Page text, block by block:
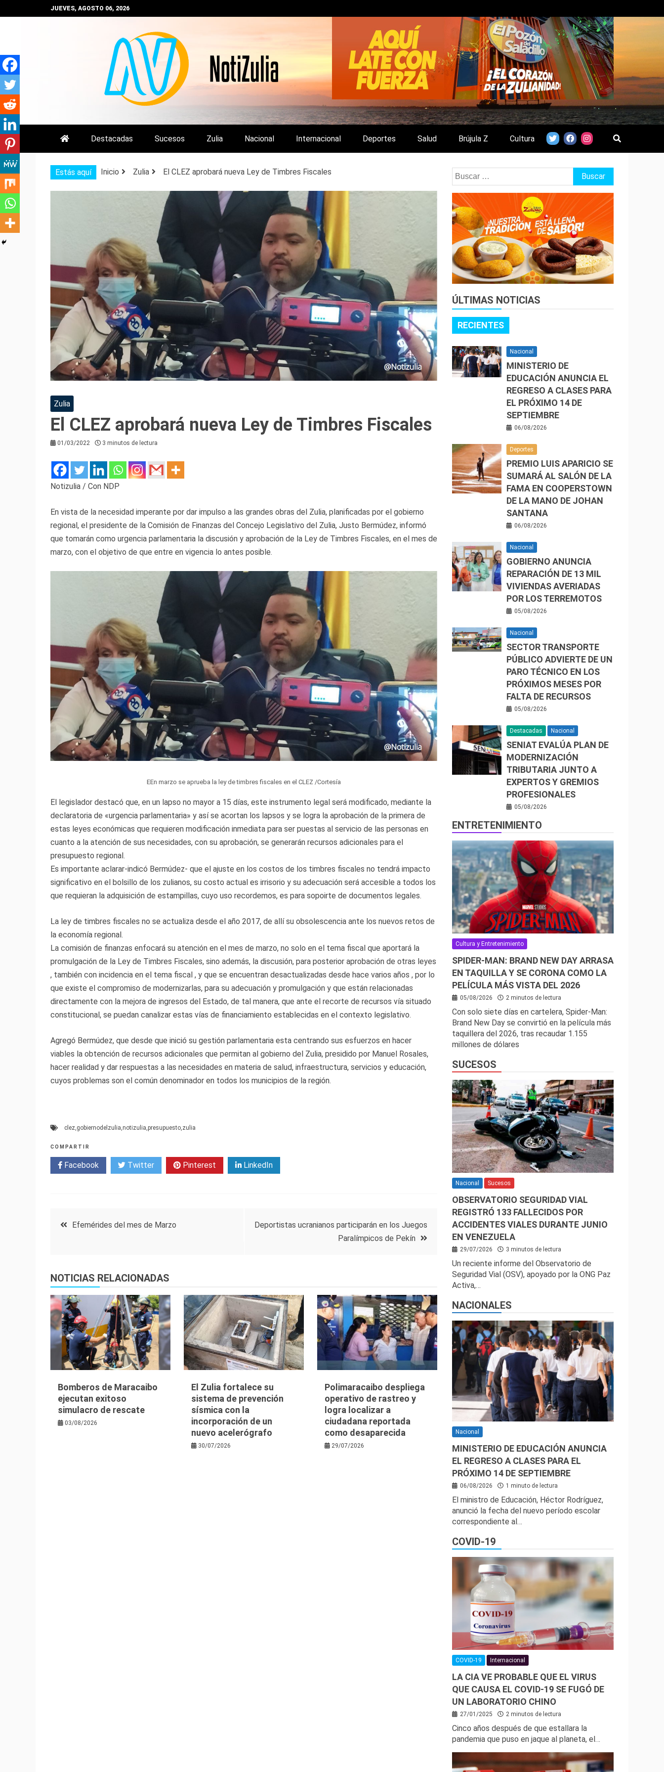
al
JUEVES, AGOSTO 06, 2026
NOTIZULIA
NOTICIAS DEL ZULIA, VENEZUELA Y DE INTERÉS GENERAL.
Destacadas Sucesos Zulia Nacional Internacional Deportes Salud Brújula Z Cultura
Estás aquí Inicio Zulia El CLEZ aprobará nueva Ley de Timbres Fiscales
Zulia
El CLEZ aprobará nueva Ley de Timbres Fiscales
01/03/2022 3 minutos de lectura
Notizulia / Con NDP
En vista de la necesidad imperante por dar impulso a las grandes obras del Zulia, planificadas por el gobierno
regional, el presidente de la Comisión de Finanzas del Concejo Legislativo del Zulia, Justo Bermúdez, informó
que tomarán como urgencia parlamentaria la discusión y aprobación de la Ley de Timbres Fiscales, en el mes de
marzo, con el objetivo de que entre en vigencia lo antes posible.
EEn marzo se aprueba la ley de timbres fiscales en el CLEZ /Cortesía
El legislador destacó que, en un lapso no mayor a 15 días, este instrumento legal será modificado, mediante la
declaratoria de «urgencia parlamentaria» y así se acortan los lapsos y se logra la aprobación de la primera de
estas leyes económicas que requieren modificación inmediata para ser puestas al servicio de las personas en
cuanto a la atención de sus necesidades, con su aprobación, se generarán recursos adicionales para el
presupuesto regional.
Es importante aclarar-indicó Bermúdez- que el ajuste en los costos de los timbres fiscales no tendrá impacto
significativo en el bolsillo de los zulianos, su costo actual es irrisorio y su adecuación será accesible a todos los
que requieran la adquisición de estampillas, cuyo uso recordemos, es para sopoirte de documentos legales.
La ley de timbres fiscales no se actualiza desde el año 2017, de allí su obsolescencia ante los nuevos retos de
la economía regional.
La comisión de finanzas enfocará su atención en el mes de marzo, no solo en el tema fiscal que aportará la
promulgación de la Ley de Timbres Fiscales, sino además, la discusión, para posterior aprobación de otras leyes
, también con incidencia en el tema fiscal , y que se encuentran desactualizadas desde hace varios años , por lo
que existe el compromiso de modernizarlas, para su adecuación y promulgación y que están relacionadas
directamente con la mejora de ingresos del Estado, de tal manera, que ante el recorte de recursos vía situado
constitucional, se puedan canalizar estas vías de financiamiento establecidas en el contexto legislativo.
Agregó Bermúdez, que desde que inició su gestión parlamentaria esta centrando sus esfuerzos en hacer
viables la obtención de recursos adicionales que permitan al gobierno del Zulia, presidido por Manuel Rosales,
hacer realidad y dar respuestas a las necesidades en materia de salud, infraestructura, servicios y educación,
cuyos problemas son el común denominador en todos los municipios de la región.
clez gobiernodelzulia notizulia presupuesto zulia
COMPARTIR
Facebook Twitter Pinterest LinkedIn
Navegación
entradas
Efemérides del mes de Marzo
Deportistas ucranianos participarán en los Juegos
Paralímpicos de Pekín
NOTICIAS RELACIONADAS
Bomberos de Maracaibo
ejecutan exitoso
simulacro de rescate
03/08/2026
El Zulia fortalece su
sistema de prevención
sísmica con la
incorporación de un
nuevo acelerógrafo
30/07/2026
Polimaracaibo despliega
operativo de rastreo y
logra localizar a
ciudadana reportada
como desaparecida
29/07/2026
Buscar:
ÚLTIMAS NOTICIAS
RECIENTES
Nacional
MINISTERIO DE
EDUCACIÓN ANUNCIA EL
REGRESO A CLASES PARA
EL PRÓXIMO 14 DE
SEPTIEMBRE
06/08/2026
Deportes
PREMIO LUIS APARICIO SE
SUMARÁ AL SALÓN DE LA
FAMA EN COOPERSTOWN
DE LA MANO DE JOHAN
SANTANA
06/08/2026
Nacional
GOBIERNO ANUNCIA
REPARACIÓN DE 13 MIL
VIVIENDAS AVERIADAS
POR LOS TERREMOTOS
05/08/2026
Nacional
SECTOR TRANSPORTE
PÚBLICO ADVIERTE DE UN
PARO TÉCNICO EN LOS
PRÓXIMOS MESES POR
FALTA DE RECURSOS
05/08/2026
Destacadas Nacional
SENIAT EVALÚA PLAN DE
MODERNIZACIÓN
TRIBUTARIA JUNTO A
EXPERTOS Y GREMIOS
PROFESIONALES
05/08/2026
ENTRETENIMIENTO
Cultura y Entretenimiento
SPIDER-MAN: BRAND NEW DAY ARRASA
EN TAQUILLA Y SE CORONA COMO LA
PELÍCULA MÁS VISTA DEL 2026
05/08/2026 2 minutos de lectura
Con solo siete días en cartelera, Spider-Man:
Brand New Day se convirtió en la película más
taquillera del 2026, tras recaudar 1.155
millones de dólares
SUCESOS
Nacional Sucesos
OBSERVATORIO SEGURIDAD VIAL
REGISTRÓ 133 FALLECIDOS POR
ACCIDENTES VIALES DURANTE JUNIO
EN VENEZUELA
29/07/2026 3 minutos de lectura
Un reciente informe del Observatorio de
Seguridad Vial (OSV), apoyado por la ONG Paz
Activa,…
NACIONALES
Nacional
MINISTERIO DE EDUCACIÓN ANUNCIA
EL REGRESO A CLASES PARA EL
PRÓXIMO 14 DE SEPTIEMBRE
06/08/2026 1 minuto de lectura
El ministro de Educación, Héctor Rodríguez,
anunció la fecha del nuevo período escolar
correspondiente al…
COVID-19
COVID-19 Internacional
LA CIA VE PROBABLE QUE EL VIRUS
QUE CAUSA EL COVID-19 SE FUGÓ DE
UN LABORATORIO CHINO
27/01/2025 2 minutos de lectura
Cinco años después de que estallara la
pandemia que puso en jaque al planeta, el…